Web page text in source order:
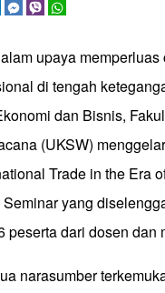
upaya
di tengah
dan Bisnis,
(UKSW)
Trade in the Era
yang
peserta dari dosen dan
narasumber